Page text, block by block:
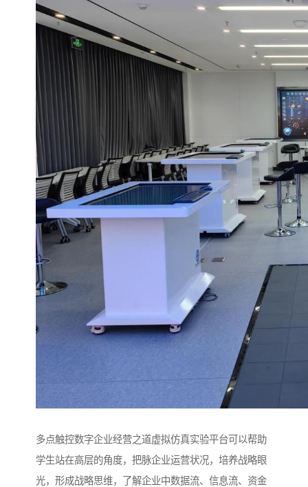
多点触控数字企业经营之道虚拟仿真实验平台可以帮助
学生站在高层的角度，把脉企业运营状况，培养战略眼
光，形成战略思维，了解企业中数据流、信息流、资金